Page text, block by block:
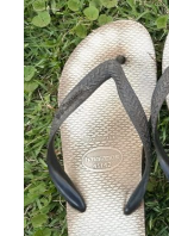
coisas
que
durem